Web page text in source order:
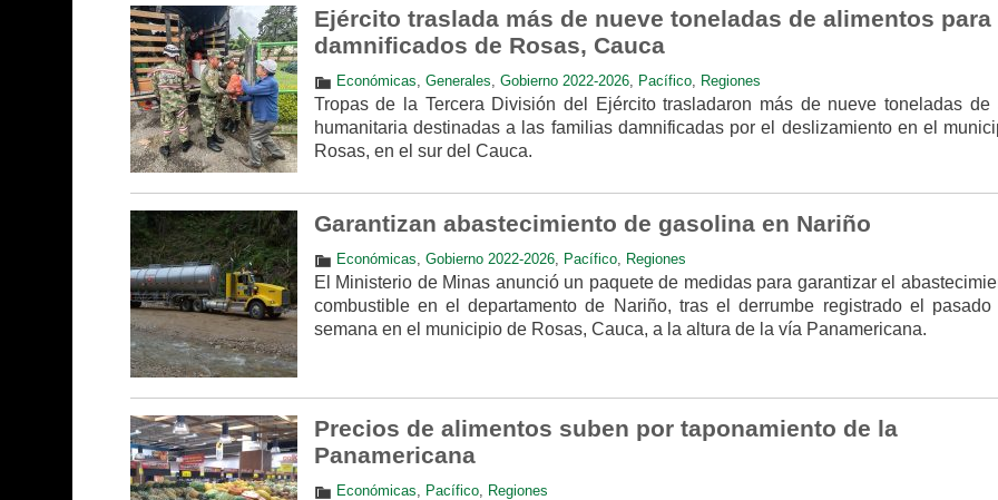
Ejército traslada más de nueve toneladas de alimentos para
damnificados de Rosas, Cauca
Económicas, Generales, Gobierno 2022-2026, Pacífico, Regiones
Tropas de la Tercera División del Ejército trasladaron más de nueve toneladas de
humanitaria destinadas a las familias damnificadas por el deslizamiento en el
Rosas, en el sur del Cauca.
Garantizan abastecimiento de gasolina en Nariño
Económicas, Gobierno 2022-2026, Pacífico, Regiones
El Ministerio de Minas anunció un paquete de medidas para garantizar el
combustible en el departamento de Nariño, tras el derrumbe registrado el
semana en el municipio de Rosas, Cauca, a la altura de la vía Panamericana.
Precios de alimentos suben por taponamiento de la
Panamericana
Económicas, Pacífico, Regiones